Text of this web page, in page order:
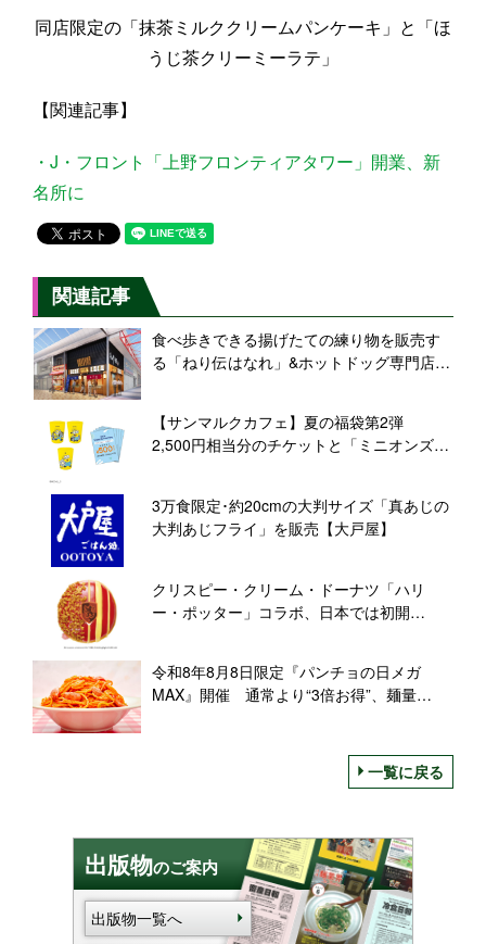
同店限定の「抹茶ミルククリームパンケーキ」と「ほ
うじ茶クリーミーラテ」
【関連記事】
・J・フロント「上野フロンティアタワー」開業、新
名所に
関連記事
食べ歩きできる揚げたての練り物を販売す
る「ねり伝はなれ」&ホットドッグ専門店
【サンマルクカフェ】夏の福袋第2弾
2,500円相当分のチケットと「ミニオンズ」
3万食限定･約20cmの大判サイズ「真あじの
大判あじフライ」を販売【大戸屋】
クリスピー・クリーム・ドーナツ「ハリ
ー・ポッター」コラボ、日本では初開
令和8年8月8日限定『パンチョの日メガ
MAX』開催 通常より“3倍お得”、麺量
一覧に戻る
出版物のご案内
出版物一覧へ